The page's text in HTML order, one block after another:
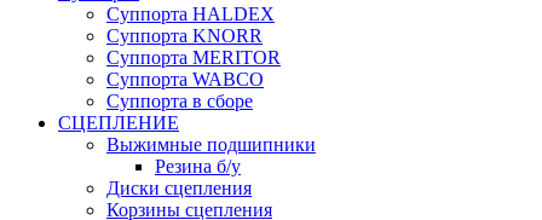
Суппорта HALDEX
Суппорта KNORR
Суппорта MERITOR
Суппорта WABCO
Суппорта в сборе
СЦЕПЛЕНИЕ
Выжимные подшипники
Резина б/у
Диски сцепления
Корзины сцепления